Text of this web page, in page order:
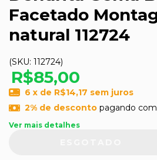
Facetado
natural 112724
(SKU: 112724)
R$85,00
6 x de R$14,17 sem juros
2% de descontopagando
Ver mais detalhes